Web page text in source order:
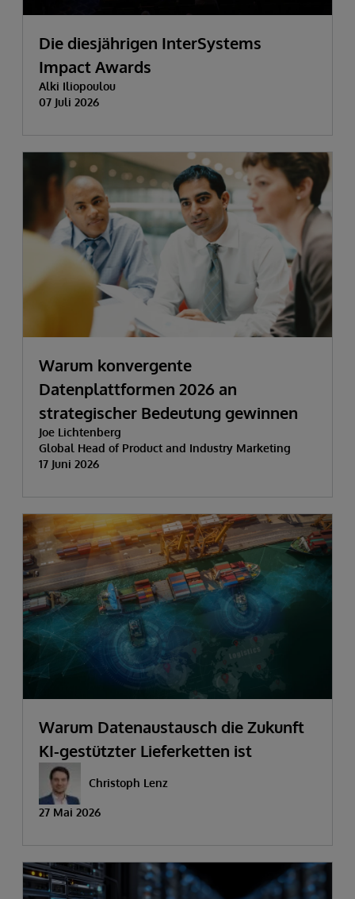
Die diesjährigen InterSystems
Impact Awards
Alki Iliopoulou
07 Juli 2026
Warum konvergente
Datenplattformen 2026 an
strategischer Bedeutung gewinnen
Joe Lichtenberg
Global Head of Product and Industry Marketing
17 Juni 2026
Warum Datenaustausch die Zukunft
KI-gestützter Lieferketten ist
Christoph Lenz
27 Mai 2026